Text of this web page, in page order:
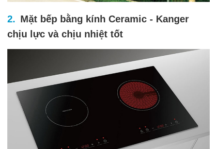
Mặt bếp bằng kính Ceramic - Kanger
chịu lực và chịu nhiệt tốt